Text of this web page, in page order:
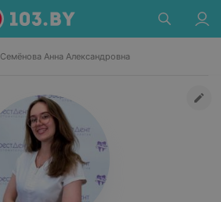
Семёнова Анна Александровна